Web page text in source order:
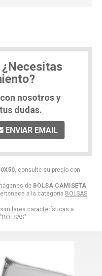
, consulte su precio con
de BOLSA CAMISETA
a la categoría BOLSAS
características a
¿Necesitas
nosotros y
dudas.
ENVIAR EMAIL